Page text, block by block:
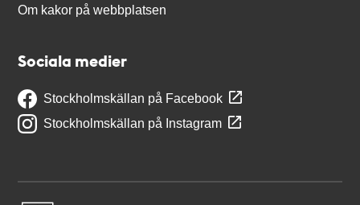
Om kakor på webbplatsen
Sociala medier
Stockholmskällan på Facebook
Stockholmskällan på Instagram